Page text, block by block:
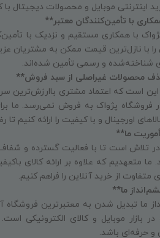
اینترنتی موبایل و محصولات دیجیتال
با تأمین‌کنندگان معتبر**
با همکاری مستقیم و نزدیک با
را با نازل‌ترین قیمت ممکن به مشتریان
شناخته‌شده و رسمی تأمین شده‌اند.
محصولات غیراصلی از سبد فروش**
این است که اعتماد مشتری باارزش‌ترین
فروشگاه پژواک به فروش نمی‌رسد. ما
اورجینال و با کیفیت را ارائه
ما**
تلاش است تا با فعالیت گسترده و
ما متعهدیم که علاوه بر ارائه کالای
متفاوت از خرید آنلاین را فراهم کنیم.
ما**
ما تبدیل شدن به معتبرترین فروشگاه
بازار موبایل و کالای الکترونیکی
حرفه‌ای باشد.